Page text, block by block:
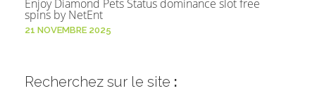
Enjoy Diamond Pets Status dominance slot free
spins by NetEnt
21 NOVEMBRE 2025
Recherchez sur le site :